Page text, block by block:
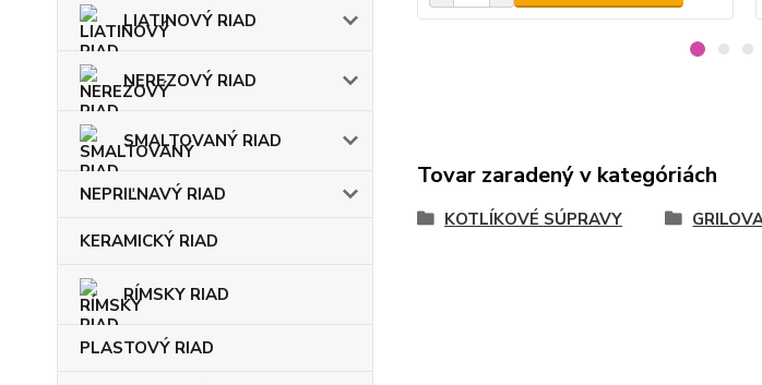
LIATINOVÝ RIAD
NEREZOVÝ RIAD
SMALTOVANÝ RIAD
NEPRIĽNAVÝ RIAD
KERAMICKÝ RIAD
RÍMSKY RIAD
PLASTOVÝ RIAD
Tovar zaradený v kategóriách
KOTLÍKOVÉ SÚPRAVY